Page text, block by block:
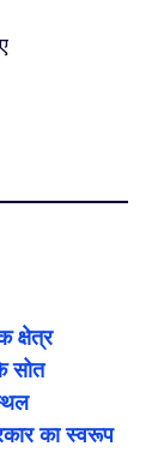
क्षेत्र
सोत
का स्वरूप